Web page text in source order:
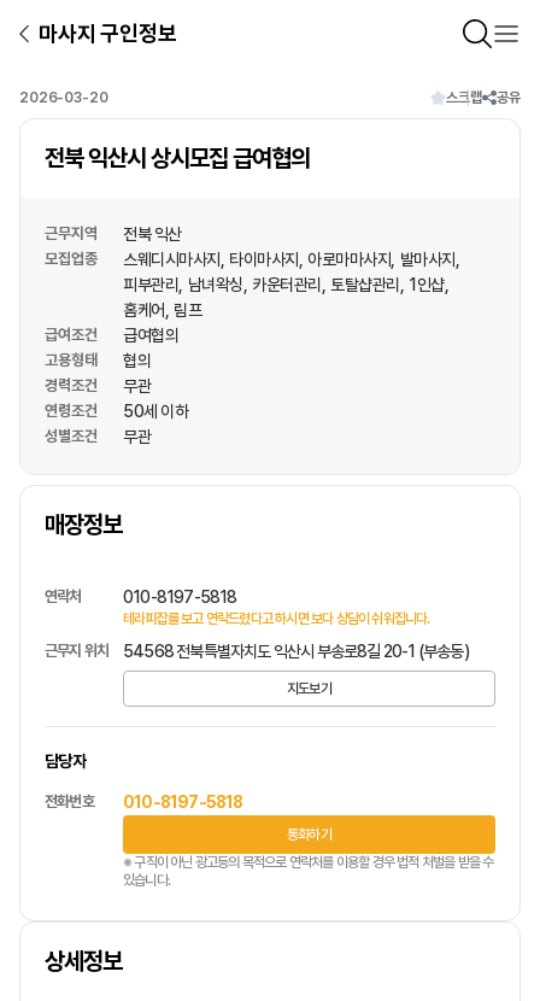
마사지 구인정보
2026-03-20 스크랩 공유
전북 익산시 상시모집 급여협의
근무지역 전북 익산
모집업종 스웨디시마사지 타이마사지 아로마마사지
발마사지
피부관리
남녀왁싱 카운터관리 토탈샵관리
1인샵
홈케어
림프
급여조건 급여협의
고용형태 협의
경력조건 무관
연령조건 50세 이하
성별조건 무관
매장정보
상호명
연락처 010-8197-5818
테라피잡를 보고 연락드렸다고 하시면 보다 상담이 쉬워집니다.
근무지 위치 54568 전북특별자치도 익산시 부송로8길 20-1 (부송동)
지도보기
담당자
전화번호 010-8197-5818
통화하기
※ 구직이 아닌 광고등의 목적으로 연락처를 이용할 경우 법적 처벌을 받을 수
있습니다.
상세정보